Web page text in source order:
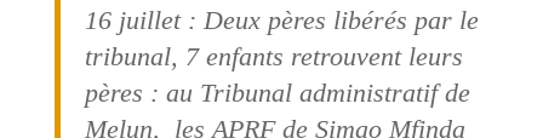
16 juillet : Deux pères libérés par le
tribunal, 7 enfants retrouvent leurs
pères : au Tribunal administratif de
Melun, les APRF de Simao Mfinda